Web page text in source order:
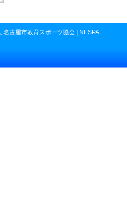
名古屋市教育スポーツ協会 | NESPA